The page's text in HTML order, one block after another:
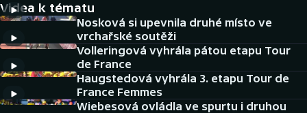
DALŠÍ SPORTY
Americký fotbal
Baseball a softbal
NEPŘEHLÉDNĚTE
Videa k tématu
Nosková si upevnila druhé místo ve
vrchařské soutěži
Volleringová vyhrála pátou etapu Tour
de France
Haugstedová vyhrála 3. etapu Tour de
France Femmes
Wiebesová ovládla ve spurtu i druhou